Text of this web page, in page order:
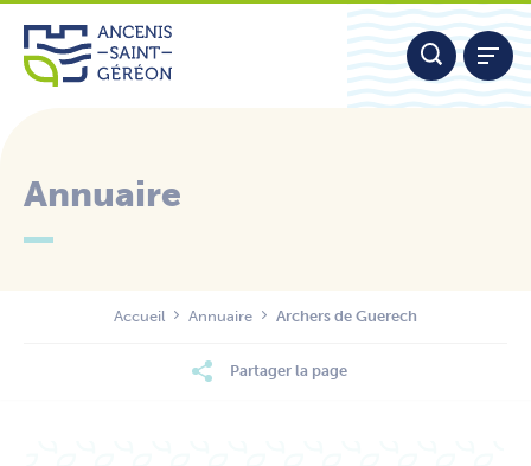
Aller
contenu
Annuaire
Accueil Annuaire Archers de Guerech
Partager la page
Panneau de gestion des cookies